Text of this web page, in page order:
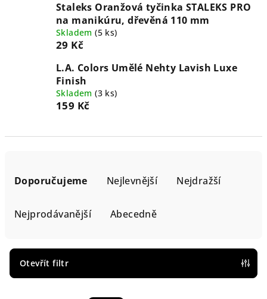
Staleks Oranžová tyčinka STALEKS PRO
na manikúru, dřevěná 110 mm
Skladem(5 ks)
29 Kč
L.A. Colors Umělé Nehty Lavish Luxe
Finish
Skladem(3 ks)
159 Kč
r
Doporučujeme Nejlevnější Nejdražší
Nejprodávanější Abecedně
Otevřít filtr